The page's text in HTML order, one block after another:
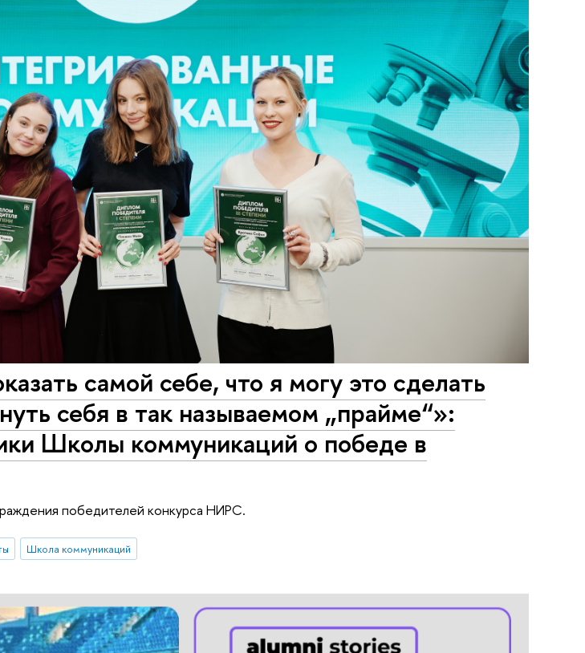
самой себе, что я могу это сделать
себя в так называемом „прайме“»:
Школы коммуникаций о победе в
победителей конкурса НИРС.
Школа коммуникаций